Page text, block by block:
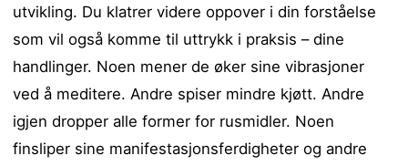
utvikling. Du klatrer videre oppover i din forståelse
som vil også komme til uttrykk i praksis – dine
handlinger. Noen mener de øker sine vibrasjoner
ved å meditere. Andre spiser mindre kjøtt. Andre
igjen dropper alle former for rusmidler. Noen
finsliper sine manifestasjonsferdigheter og andre